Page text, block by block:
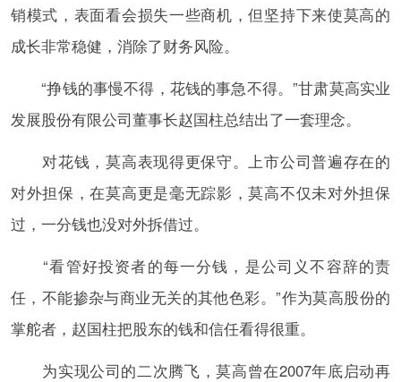
销模式，表面看会损失一些商机，但坚持下来使莫高的
成长非常稳健，消除了财务风险。
“挣钱的事慢不得，花钱的事急不得。”甘肃莫高实业
发展股份有限公司董事长赵国柱总结出了一套理念。
对花钱，莫高表现得更保守。上市公司普遍存在的
对外担保，在莫高更是毫无踪影，莫高不仅未对外担保
过，一分钱也没对外拆借过。
“看管好投资者的每一分钱，是公司义不容辞的责
任，不能掺杂与商业无关的其他色彩。”作为莫高股份的
掌舵者，赵国柱把股东的钱和信任看得很重。
为实现公司的二次腾飞，莫高曾在2007年底启动再